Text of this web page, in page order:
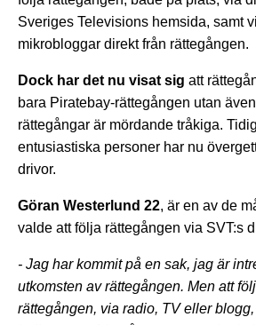
Sveriges Televisions hemsida, samt
mikrobloggar direkt från rättegången.
Dock har det nu visat sig att
bara Piratebay-rättegången utan
rättegångar är mördande tråkiga.
entusiastiska personer har nu
drivor.
Göran Westerlund 22, är en av de
valde att följa rättegången via SVT:s
- Jag har kommit på en sak, jag är
utkomsten av rättegången. Men att
rättegången, via radio, TV eller